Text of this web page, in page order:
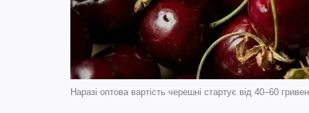
Наразі оптова вартість черешні стартує від 40–60